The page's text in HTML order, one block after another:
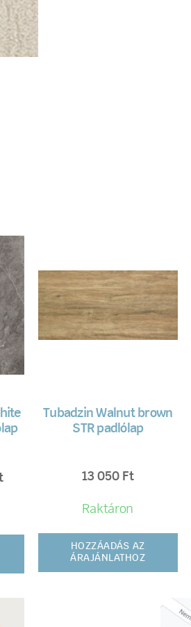
Tubadzin Walnut brown
STR padlólap
13 050 Ft
Raktáron
HOZZÁADÁS AZ
ÁRAJÁNLATHOZ